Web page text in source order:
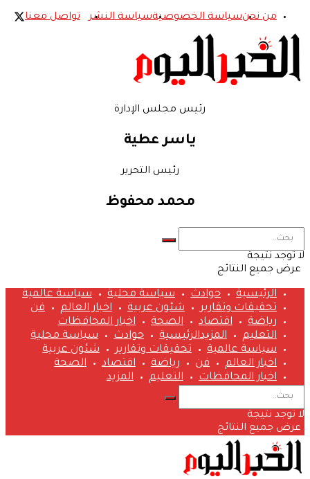
من نحنسياسة الخصوصيةسياسة النشر تواصل معنا
رئيس مجلس الإدارة
ياسر عطية
رئيس التحرير
محمد محفوظ
لا توجد نتيجة
عرض جميع النتائج
الرئيسية حوادث سياسة محلية
سياسة عالمية
تحقيقات وتقارير
شئون عربية اخبار العالم
فن
رياضة
اقتصاد الصحة
اخبار المحافظات
التعليم
المزيدالرئيسية حوادث
سياسة محلية
سياسة عالمية
تحقيقات وتقارير
شئون عربية
اخبار العالم
فن رياضة اقتصاد
الصحة
اخبار المحافظات
التعليم المزيد
لا توجد نتيجة
عرض جميع النتائج